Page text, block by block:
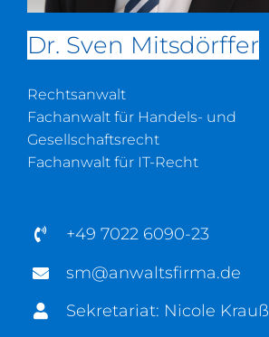
Dr. Sven Mitsdörffer
Rechtsanwalt
Fachanwalt für Handels- und
Gesellschaftsrecht
Fachanwalt für IT-Recht
+49 7022 6090-23
sm@anwaltsfirma.de
Sekretariat: Nicole Krauß